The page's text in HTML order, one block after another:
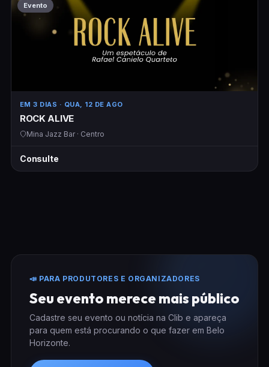
Evento
EM 3 DIAS · QUA, 12 DE AGO
ROCK ALIVE
Mina Jazz Bar · Centro
Consulte
📣 PARA PRODUTORES E ORGANIZADORES
Seu evento merece mais público
Cadastre seu evento ou notícia na Clib e apareça
para quem está procurando o que fazer em Belo
Horizonte.